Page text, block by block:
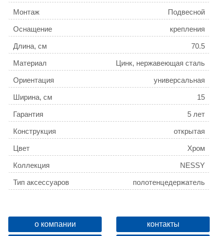
Монтаж Подвесной
Оснащение крепления
Длина, см 70.5
Материал Цинк, нержавеющая сталь
Ориентация универсальная
Ширина, см 15
Гарантия 5 лет
Конструкция открытая
Цвет Хром
Коллекция NESSY
Тип аксессуаров полотенцедержатель
Название товара
Полотенцедержатель
AZARIO NESSY, хром (AZ-
ID 136606
о компании контакты